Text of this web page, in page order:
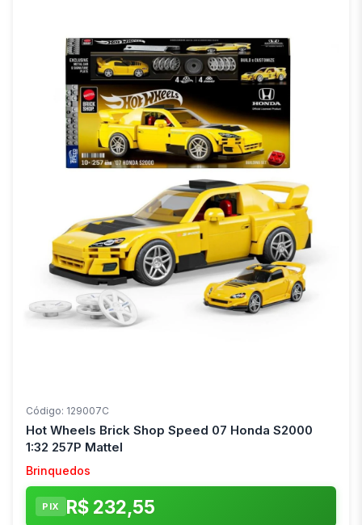
Código: 129007C
Hot Wheels Brick Shop Speed 07 Honda S2000
1:32 257P Mattel
Brinquedos
PIX R$ 232,55